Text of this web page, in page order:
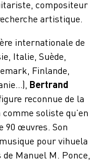
compositeur
artistique.
internationale de
Italie, Suède,
Finlande,
Bertrand
reconnue de la
soliste qu’en
90 œuvres. Son
pour vihuela
Manuel M. Ponce,